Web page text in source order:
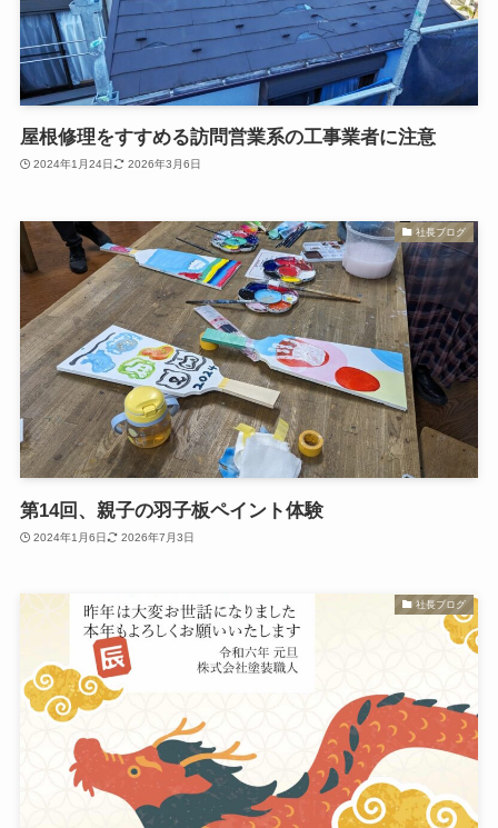
屋根修理をすすめる訪問営業系の工事業者に注意
2024年1月24日 2026年3月6日
社長ブログ
第14回、親子の羽子板ペイント体験
2024年1月6日 2026年7月3日
社長ブログ